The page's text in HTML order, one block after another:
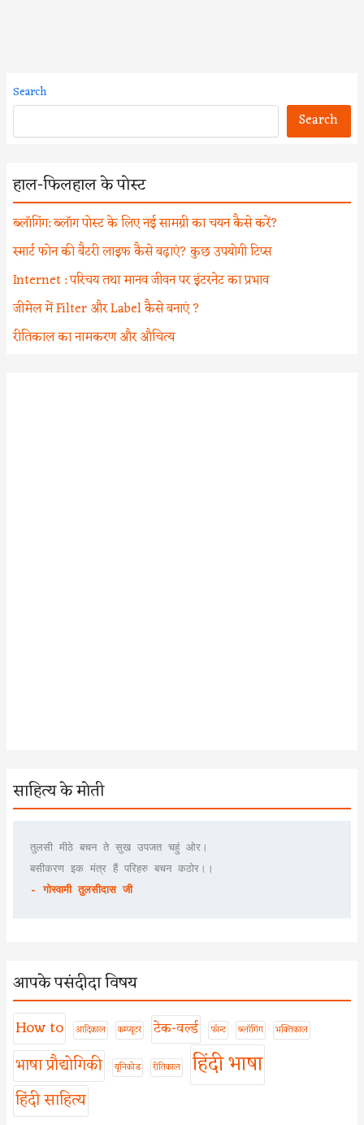
Search
Search
हाल-फिलहाल के पोस्ट
ब्लॉगिंग: ब्लॉग पोस्ट के लिए नई सामग्री का चयन कैसे करें?
स्मार्ट फोन की बैटरी लाइफ कैसे बढ़ाएं? कुछ उपयोगी टिप्स
Internet : परिचय तथा मानव जीवन पर इंटरनेट का प्रभाव
जीमेल में Filter और Label कैसे बनाएं ?
रीतिकाल का नामकरण और औचित्य
साहित्य के मोती
तुलसी मीठे बचन ते सुख उपजत चहुं ओर।
बसीकरण इक मंत्र हैं परिहरु बचन कठोर।।
- गोस्वामी तुलसीदास जी
आपके पसंदीदा विषय
How to आदिकाल कम्प्यूटर टेक-वर्ल्ड फॉन्ट ब्लॉगिंग भक्तिकाल
भाषा प्रौद्योगिकी यूनिकोड रीतिकाल हिंदी भाषा
हिंदी साहित्य